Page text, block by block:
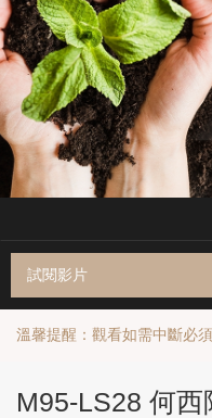
試閱影片
溫馨提醒：觀看如需中斷必
M95-LS28 何